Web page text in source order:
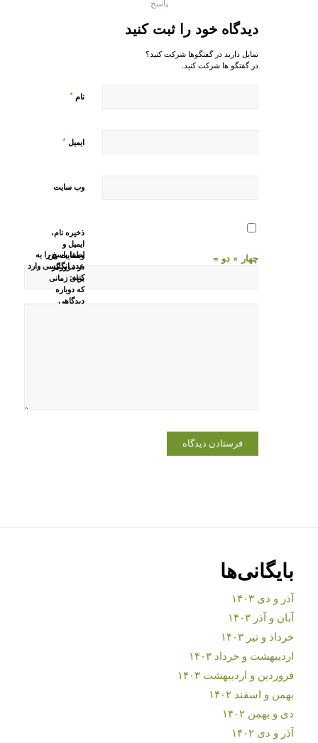
پاسخ
دیدگاه خود را ثبت کنید
تمایل دارید در گفتگوها شرکت کنید؟
در گفتگو ها شرکت کنید.
نام *
ایمیل *
وب‌ سایت
ذخیره نام،
ایمیل و
وبسایت من
در مرورگر
برای زمانی
که دوباره
دیدگاهی
لطفا پاسخ را به
عدد انگلیسی وارد
کنید:
چهار × دو =
بایگانی‌ها
آذر و دی ۱۴۰۳
آبان و آذر ۱۴۰۳
خرداد و تیر ۱۴۰۳
اردیبهشت و خرداد ۱۴۰۳
فروردین و اردیبهشت ۱۴۰۳
بهمن و اسفند ۱۴۰۲
دی و بهمن ۱۴۰۲
آذر و دی ۱۴۰۲